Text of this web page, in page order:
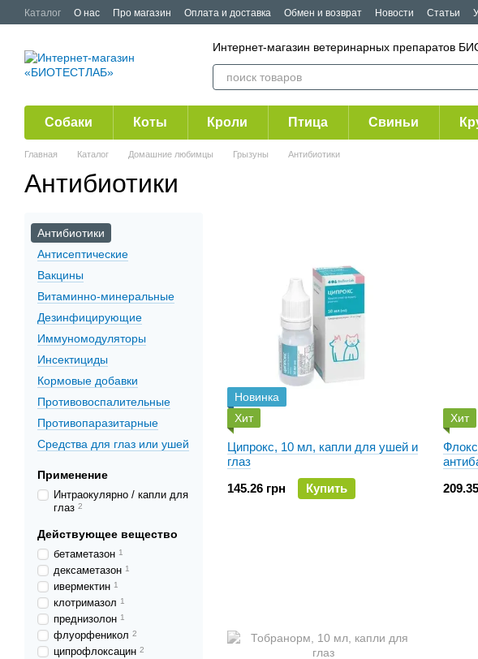
Перейти к основному контенту
Каталог О нас Про магазин Оплата и доставка Обмен и возврат Новости Статьи
Интернет-магазин ветеринарных препаратов
Собаки Коты Кроли Птица Свиньи
Главная Каталог Домашние любимцы Грызуны Антибиотики
Антибиотики
Новинка
Хит
Ципрокс, 10 мл, капли для ушей и
глаз
145.26 грн
Купить
Хит
Антибиотики
Антисептические
Вакцины
Витаминно-минеральные
Дезинфицирующие
Иммуномодуляторы
Инсектициды
Кормовые добавки
Противовоспалительные
Противопаразитарные
Средства для глаз или ушей
Применение
Интраокулярно / капли для
глаз 2
Действующее вещество
бетаметазон 1
дексаметазон 1
ивермектин 1
клотримазол 1
преднизолон 1
флуорфеникол 2
ципрофлоксацин 2